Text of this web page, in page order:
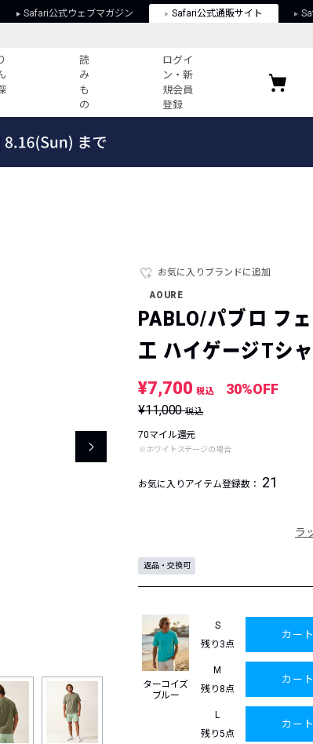
Safari公式ウェブマガジン Safari公式通販サイト
読
み
も
の
ログイ
ン・新
規会員
登録
特定商取引に関する法律
お気に入り
お気に入りブランドに追加
AOURE
PABLO/パブロ フ
工 ハイゲージTシ
¥7,700税込 30%OFF
¥11,000税込
70マイル還元
※ホワイトステージの場合
お気に入りアイテム登録数： 21
ラ
返品・交換可
ターコイズ
ブルー
S
残り3点
カー
M
残り8点
カー
L
残り5点
カー